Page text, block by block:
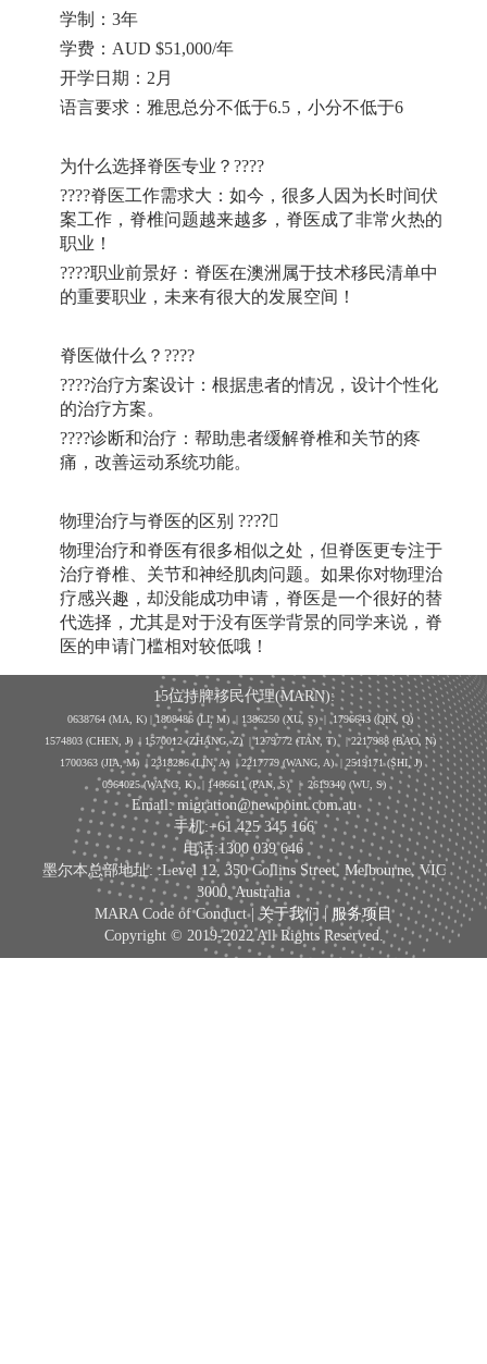
学制： 3年
学费： AUD $51,000/年
开学日期： 2 月
语言要求：雅思总分不低于6.5 ，小分不低于6
为什么选择脊医专业？ ????
????脊医工作需求大：如今，很多人因为长时间伏
案工作，脊椎问题越来越多，脊医成了非常火热的
职业！
????职业前景好：脊医在澳洲属于技术移民清单中
的重要职业，未来有很大的发展空间！
脊医做什么？ ????
????治疗方案设计：根据患者的情况，设计个性化
的治疗方案。
????诊断和治疗：帮助患者缓解脊椎和关节的疼
痛，改善运动系统功能。
物理治疗与脊医的区别 ????‍⚕
物理治疗和脊医有很多相似之处，但脊医更专注于
治疗脊椎、关节和神经肌肉问题。如果你对物理治
疗感兴趣，却没能成功申请，脊医是一个很好的替
代选择，尤其是对于没有医学背景的同学来说，脊
医的申请门槛相对较低哦！
15位持牌移民代理(MARN):
0638764 (MA, K) |1808486 (LI, M) | 1386250 (XU, S)| 1796643 (QIN, Q)
1574803 (CHEN, J) | 1570012 (ZHANG, Z) | 1279772 (TAN, T) | 2217988 (BAO, N)
1700363 (JIA, M) | 2318286 (LIN, A) | 2217779 (WANG, A) | 2519171 (SHI, J)
0964025 (WANG, K) | 1466611 (PAN, S)| 2619340 (WU, S)
Email: migration@newpoint.com.au
手机:+61 425 345 166
电话:1300 039 646
墨尔本总部地址: :Level 12, 350 Collins Street, Melbourne, VIC
3000, Australia
MARA Code of Conduct |关于我们 | 服务项目
Copyright © 2019-2022 All Rights Reserved.